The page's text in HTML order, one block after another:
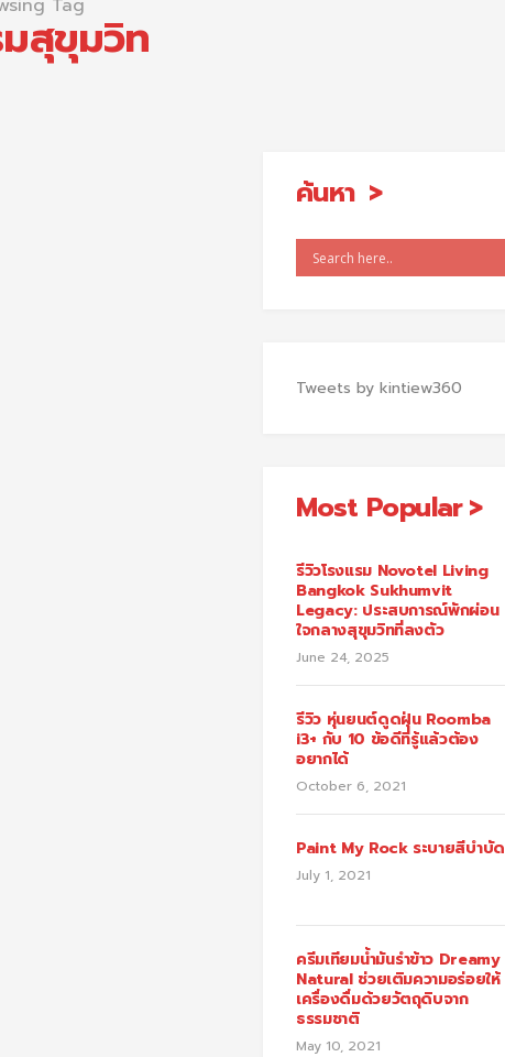
Tag
มสุขุมวิท
ค้นหา
Tweets by kintiew360
Most Popular
รีวิวโรงแรม Novotel Living
Bangkok Sukhumvit
Legacy: ประสบการณ์พักผ่อน
ใจกลางสุขุมวิทที่ลงตัว
June 24, 2025
รีวิว หุ่นยนต์ดูดฝุ่น Roomba
i3+ กับ 10 ข้อดีที่รู้แล้วต้อง
อยากได้
October 6, 2021
Paint My Rock ระบายสีบำบัด
July 1, 2021
ครีมเทียมน้ำมันรำข้าว Dreamy
Natural ช่วยเติมความอร่อยให้
เครื่องดื่มด้วยวัตถุดิบจาก
ธรรมชาติ
May 10, 2021